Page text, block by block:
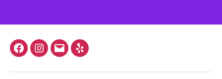
FacebookInstagram
E-
Yelp